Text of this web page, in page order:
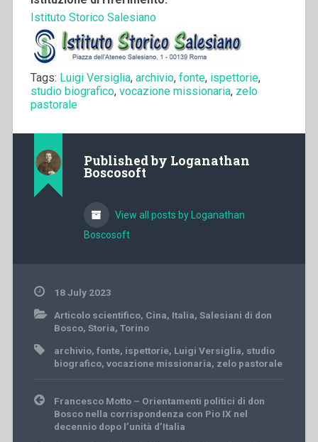
Istituto Storico Salesiano
Tags: Luigi Versiglia, archivio, fonte, ispettorie,
studio biografico, vocazione missionaria, zelo
pastorale
Published by Loganathan
Boscosoft
View all posts by Loganathan
Boscosoft
18 July 2023
Articolo scientifico, Cina, Italia, Salesiani di don
Bosco, Storia, Torino
archivio, fonte, ispettorie, Luigi Versiglia, studio
biografico, vocazione missionaria, zelo pastorale
Post
navigation
Francesco Motto – Orientamenti politici di don
Bosco nella corrispondenza con Pio IX nel
decennio dopo l’unità d’Italia